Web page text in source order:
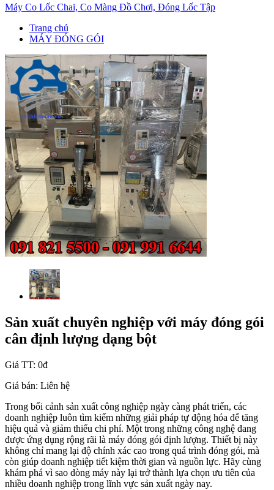
Máy Co Lốc Chai, Co Màng Đồ Chơi, Đóng Lốc Tập
Trang chủ
MÁY ĐÓNG GÓI
Sản xuất chuyên nghiệp với máy đóng gói
cân định lượng dạng bột
Giá TT: 0đ
Giá bán: Liên hệ
Trong bối cảnh sản xuất công nghiệp ngày càng phát triển, các
doanh nghiệp luôn tìm kiếm những giải pháp tự động hóa để tăng
hiệu quả và giảm thiểu chi phí. Một trong những công nghệ đang
được ứng dụng rộng rãi là máy đóng gói định lượng. Thiết bị này
không chỉ mang lại độ chính xác cao trong quá trình đóng gói, mà
còn giúp doanh nghiệp tiết kiệm thời gian và nguồn lực. Hãy cùng
khám phá vì sao dòng máy này lại trở thành lựa chọn ưu tiên của
nhiều doanh nghiệp trong lĩnh vực sản xuất ngày nay.